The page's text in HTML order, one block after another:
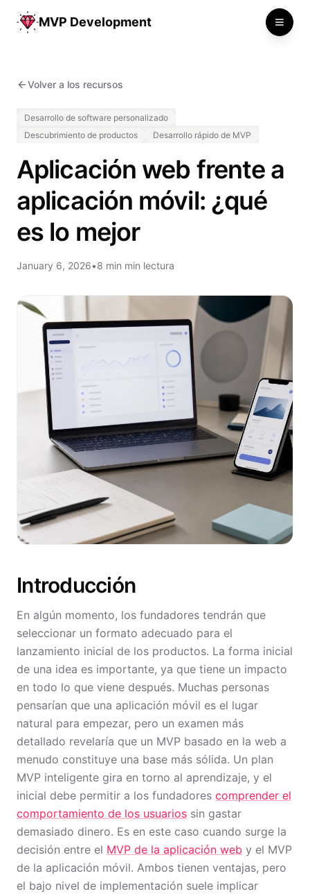
MVP Development
Volver a los recursos
Desarrollo de software personalizado
Descubrimiento de productos
Desarrollo rápido de MVP
Aplicación web frente a
aplicación móvil: ¿qué
es lo mejor
January 6, 2026•8 min min lectura
Introducción
En algún momento, los fundadores tendrán que
seleccionar un formato adecuado para el
lanzamiento inicial de los productos. La forma inicial
de una idea es importante, ya que tiene un impacto
en todo lo que viene después. Muchas personas
pensarían que una aplicación móvil es el lugar
natural para empezar, pero un examen más
detallado revelaría que un MVP basado en la web a
menudo constituye una base más sólida. Un plan
MVP inteligente gira en torno al aprendizaje, y el
inicial debe permitir a los fundadores comprender el
comportamiento de los usuarios sin gastar
demasiado dinero. Es en este caso cuando surge la
decisión entre el MVP de la aplicación web y el MVP
de la aplicación móvil. Ambos tienen ventajas, pero
el bajo nivel de implementación suele implicar